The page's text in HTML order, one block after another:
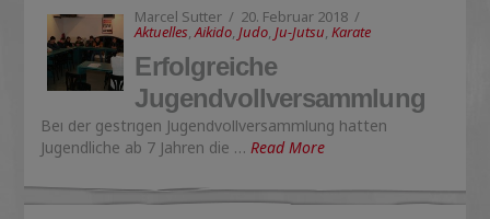
Marcel Sutter 20. Februar 2018
Aktuelles,Aikido,Judo,Ju-Jutsu,Karate
Erfolgreiche
Jugendvollversammlung
Bei der gestrigen Jugendvollversammlung hatten
Jugendliche ab 7 Jahren die …Read More